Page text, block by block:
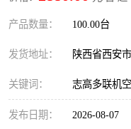
产品数量： 100.00台
发货地址： 陕西省西安
关键词： 志高多联机
发布日期： 2026-08-07